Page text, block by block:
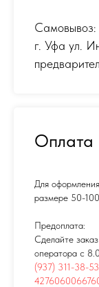
Самовывоз:
г. Уфа ул.
Оплата
Для
размере 50-
Предоплата:
Сделайте
оператора с
(937) 311-38-53